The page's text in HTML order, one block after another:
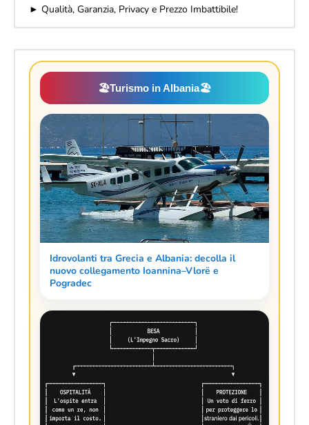
► Qualità, Garanzia, Privacy e Prezzo Imbattibile!
🏖️Turismo in Albania🏖️
Idrovolanti tra Grecia e Albania: decolla il
nuovo collegamento Ioannina–Vlorë e
Pogradec